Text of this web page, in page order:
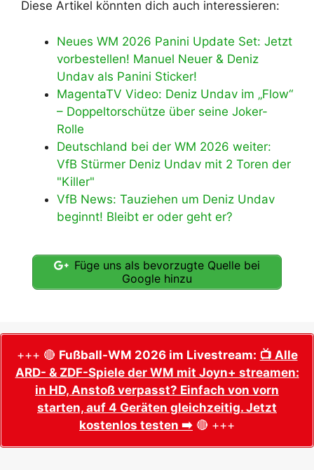
Diese Artikel könnten dich auch interessieren:
Neues WM 2026 Panini Update Set: Jetzt
vorbestellen! Manuel Neuer & Deniz
Undav als Panini Sticker!
MagentaTV Video: Deniz Undav im „Flow“
– Doppeltorschütze über seine Joker-
Rolle
Deutschland bei der WM 2026 weiter:
VfB Stürmer Deniz Undav mit 2 Toren der
"Killer"
VfB News: Tauziehen um Deniz Undav
beginnt! Bleibt er oder geht er?
Füge uns als bevorzugte Quelle bei
Google hinzu
+++ 🔴 Fußball-WM 2026 im Livestream: 📺 Alle
ARD- & ZDF-Spiele der WM mit Joyn+ streamen:
in HD, Anstoß verpasst? Einfach von vorn
starten, auf 4 Geräten gleichzeitig. Jetzt
kostenlos testen ➡️ 🔴 +++